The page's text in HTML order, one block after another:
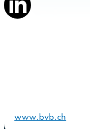
www.bvb.ch